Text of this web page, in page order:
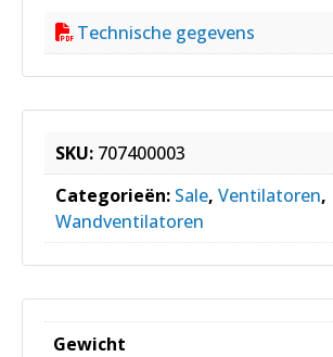
Technische gegevens
SKU: 707400003
Categorieën: Sale, Ventilatoren,
Wandventilatoren
Gewicht